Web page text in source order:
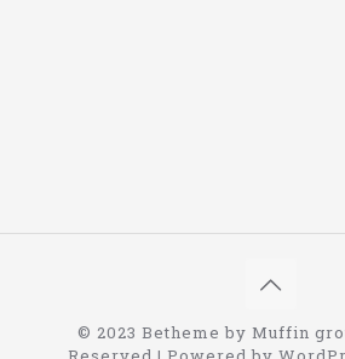
© 2023 Betheme by Muffin